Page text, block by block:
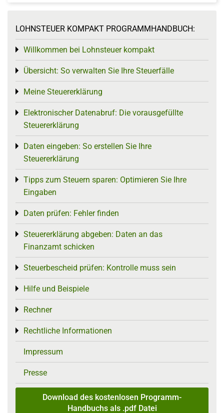
LOHNSTEUER KOMPAKT PROGRAMMHANDBUCH:
Willkommen bei Lohnsteuer kompakt
Toggle menu
Übersicht: So verwalten Sie Ihre Steuerfälle
Toggle menu
Meine Steuererklärung
Toggle menu
Elektronischer Datenabruf: Die vorausgefüllte
Steuererklärung
Toggle menu
Daten eingeben: So erstellen Sie Ihre
Steuererklärung
Toggle menu
Tipps zum Steuern sparen: Optimieren Sie Ihre
Eingaben
Toggle menu
Daten prüfen: Fehler finden
Toggle menu
Steuererklärung abgeben: Daten an das
Finanzamt schicken
Toggle menu
Steuerbescheid prüfen: Kontrolle muss sein
Toggle menu
Hilfe und Beispiele
Toggle menu
Rechner
Toggle menu
Rechtliche Informationen
Toggle menu
Impressum
Presse
Download des kostenlosen Programm-
Handbuchs als .pdf Datei